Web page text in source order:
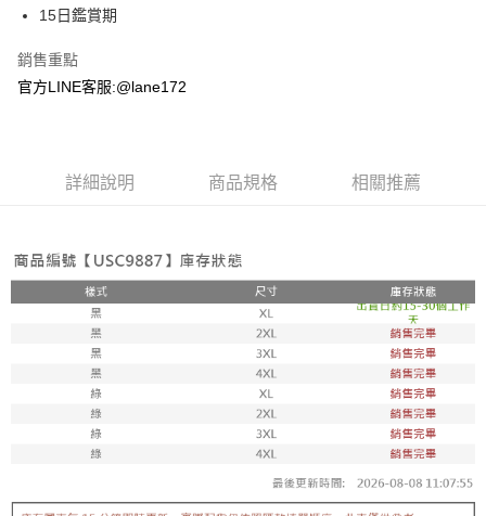
Apple Pay
街口支付
悠遊付
運送方式
付款後全家取貨
每筆NT$100，滿NT$1,800(含以上)免運費
7-11取貨付款
每筆NT$100，滿NT$1,800(含以上)免運費
付款後711取貨
每筆NT$100，滿NT$1,800(含以上)免運費
15日鑑賞期
銷售重點
官方LINE客服:@lane172
詳細說明 商品規格 相關推薦